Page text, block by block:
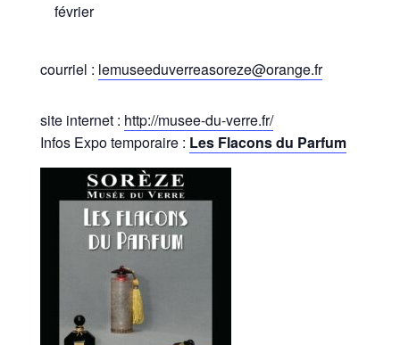
février
courriel : lemuseeduverreasoreze@orange.fr
site internet : http://musee-du-verre.fr/
Infos Expo temporaire : Les Flacons du Parfum